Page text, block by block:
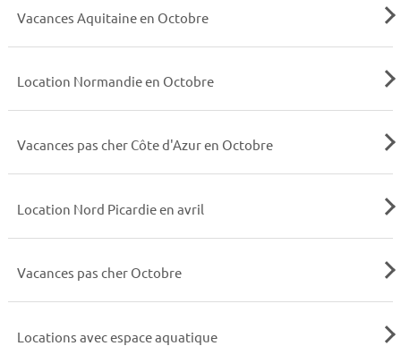
Vacances Aquitaine en Octobre
Location Normandie en Octobre
Vacances pas cher Côte d'Azur en Octobre
Location Nord Picardie en avril
Vacances pas cher Octobre
Locations avec espace aquatique